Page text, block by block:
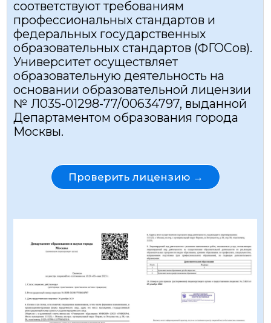
рекомендуют,
так как у нас
более
3120Программ обучения
12538Человек обучены
34
Скидка
30%
всего за один шаг